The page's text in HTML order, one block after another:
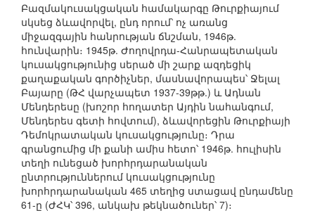
Բազմակուսակցական համակարգը Թուրքիայում
սկսեց ձևավորվել, ընդ որում՝ ոչ առանց
միջազգային հանրության ճնշման, 1946թ.
հունվարին։ 1945թ. Ժողովրդա-Հանրապետական
կուսակցությունից սերած մի շարք ազդեցիկ
քաղաքական գործիչներ, մասնավորապես՝ Ջելալ
Բայարը (ԹՀ վարչապետ 1937-39թթ.) և Ադնան
Մենդերեսը (խոշոր հողատեր Այդին նահանգում,
Մենդերես գետի հովտում), ձևավորեցին Թուրքիայի
Դեմոկրատական կուսակցությունը։ Դրա
գրանցումից մի քանի ամիս հետո՝ 1946թ. հուլիսին
տեղի ունեցած խորհրդարանական
ընտրություններում կուսակցությունը
խորհրդարանական 465 տեղից ստացավ ընդամենը
61-ը (ԺՀԿ՝ 396, անկախ թեկնածուներ՝ 7)։